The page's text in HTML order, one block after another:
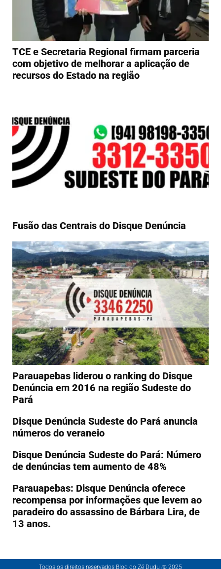
TCE e Secretaria Regional firmam parceria
com objetivo de melhorar a aplicação de
recursos do Estado na região
Fusão das Centrais do Disque Denúncia
Parauapebas liderou o ranking do Disque
Denúncia em 2016 na região Sudeste do
Pará
Disque Denúncia Sudeste do Pará anuncia
números do veraneio
Disque Denúncia Sudeste do Pará: Número
de denúncias tem aumento de 48%
Parauapebas: Disque Denúncia oferece
recompensa por informações que levem ao
paradeiro do assassino de Bárbara Lira, de
13 anos.
Todos os direitos reservados Blog do Zé Dudu @ 2025